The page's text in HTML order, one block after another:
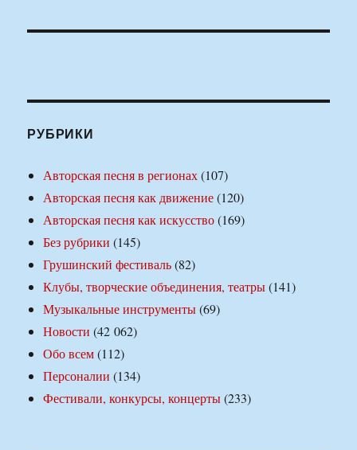
РУБРИКИ
Авторская песня в регионах(107)
Авторская песня как движение(120)
Авторская песня как искусство(169)
Без рубрики (145)
Грушинский фестиваль(82)
Клубы, творческие объединения, театры(141)
Музыкальные инструменты(69)
Новости (42 062)
Обо всем(112)
Персоналии (134)
Фестивали, конкурсы, концерты(233)